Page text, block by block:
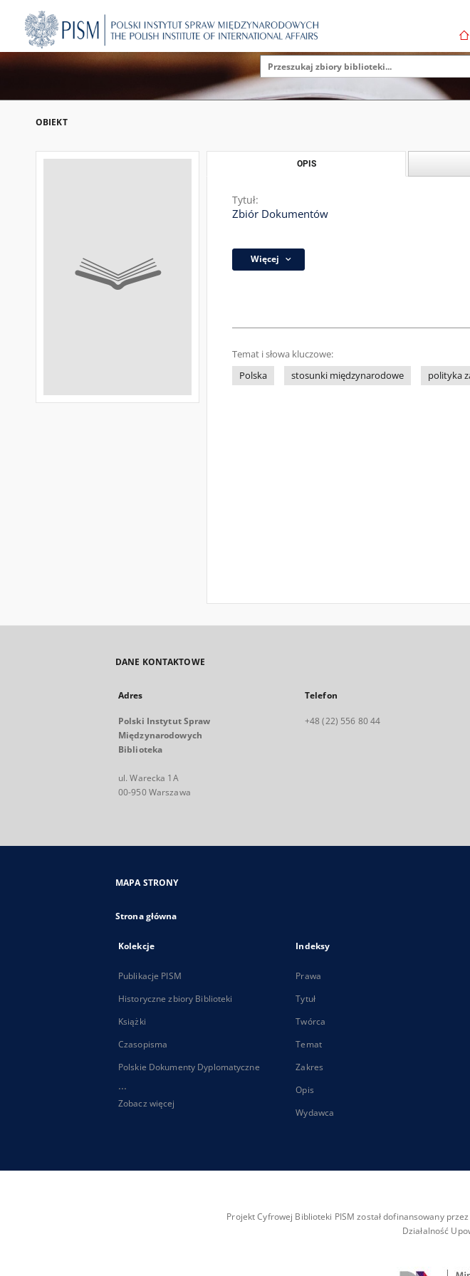
OBIEKT
OPIS
Tytuł:
Zbiór Dokumentów
Więcej
Temat i słowa kluczowe:
Polska
stosunki międzynarodowe polityka
DANE KONTAKTOWE
Adres
Polski Instytut Spraw
Międzynarodowych
Biblioteka
ul. Warecka 1A
00-950 Warszawa
Telefon
+48 (22) 556 80 44
MAPA STRONY
Strona główna
Kolekcje
Publikacje PISM
Historyczne zbiory Biblioteki
Książki
Czasopisma
Polskie Dokumenty Dyplomatyczne
...
Zobacz więcej
Indeksy
Prawa
Tytuł
Twórca
Temat
Zakres
Opis
Wydawca
Projekt Cyfrowej Biblioteki PISM został dofinansowany
Działalność